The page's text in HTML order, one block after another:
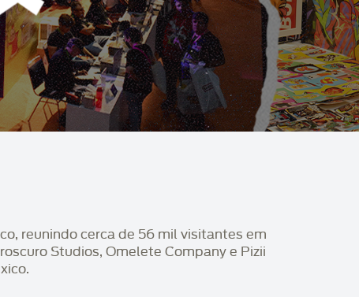
reunindo cerca de 56 mil visitantes em
Studios, Omelete Company e Pizii